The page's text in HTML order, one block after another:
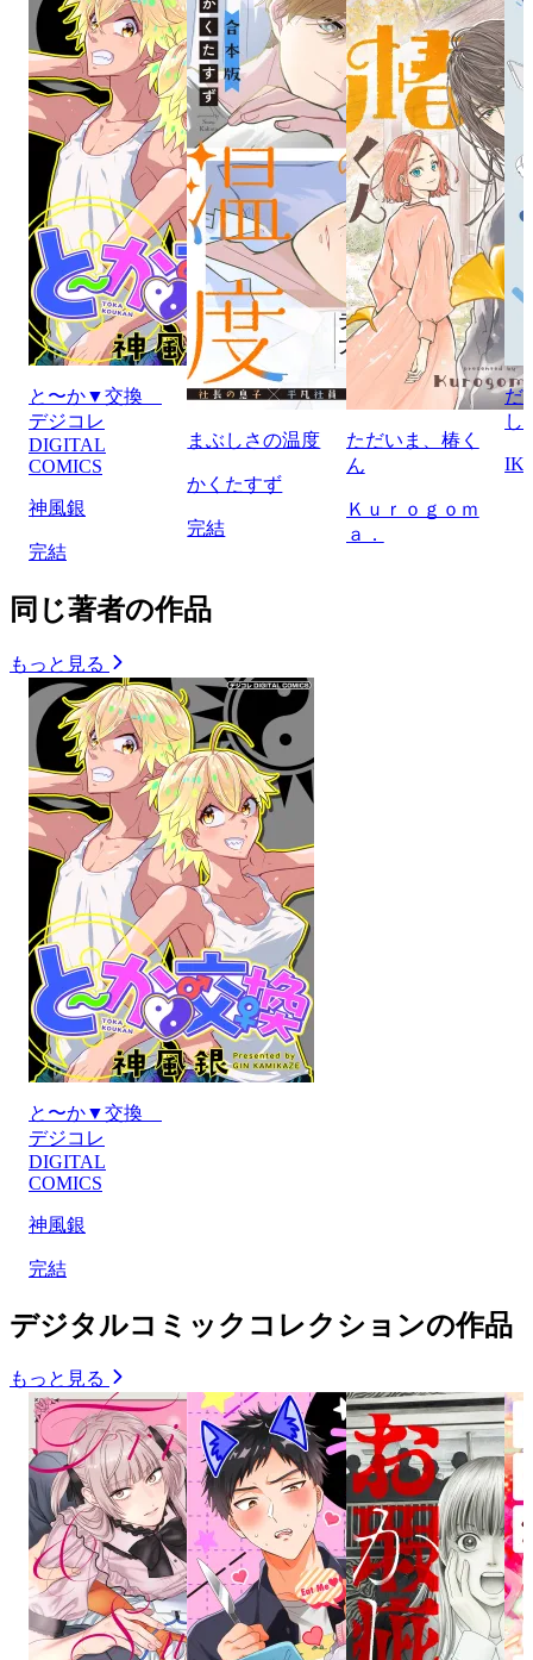
と〜か▼交換
デジコレ
DIGITAL
COMICS
神風銀
完結
まぶしさの温度
かくたすず
完結
ただいま、椿く
ん
Ｋｕｒｏｇｏｍ
ａ．
だ
し
同じ著者の作品
もっと見る
と〜か▼交換
デジコレ
DIGITAL
COMICS
神風銀
完結
デジタルコミックコレクションの作品
もっと見る